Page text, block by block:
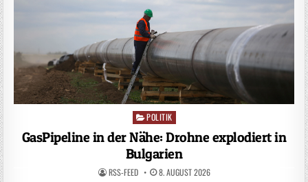
Posted
in
POLITIK
GasPipeline in der Nähe: Drohne explodiert in
Bulgarien
RSS-FEED 8. AUGUST 2026